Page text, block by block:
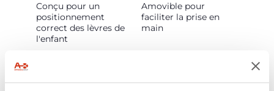
Conçu pour un
positionnement
correct des lèvres de
l'enfant
Amovible pour
faciliter la prise en
main